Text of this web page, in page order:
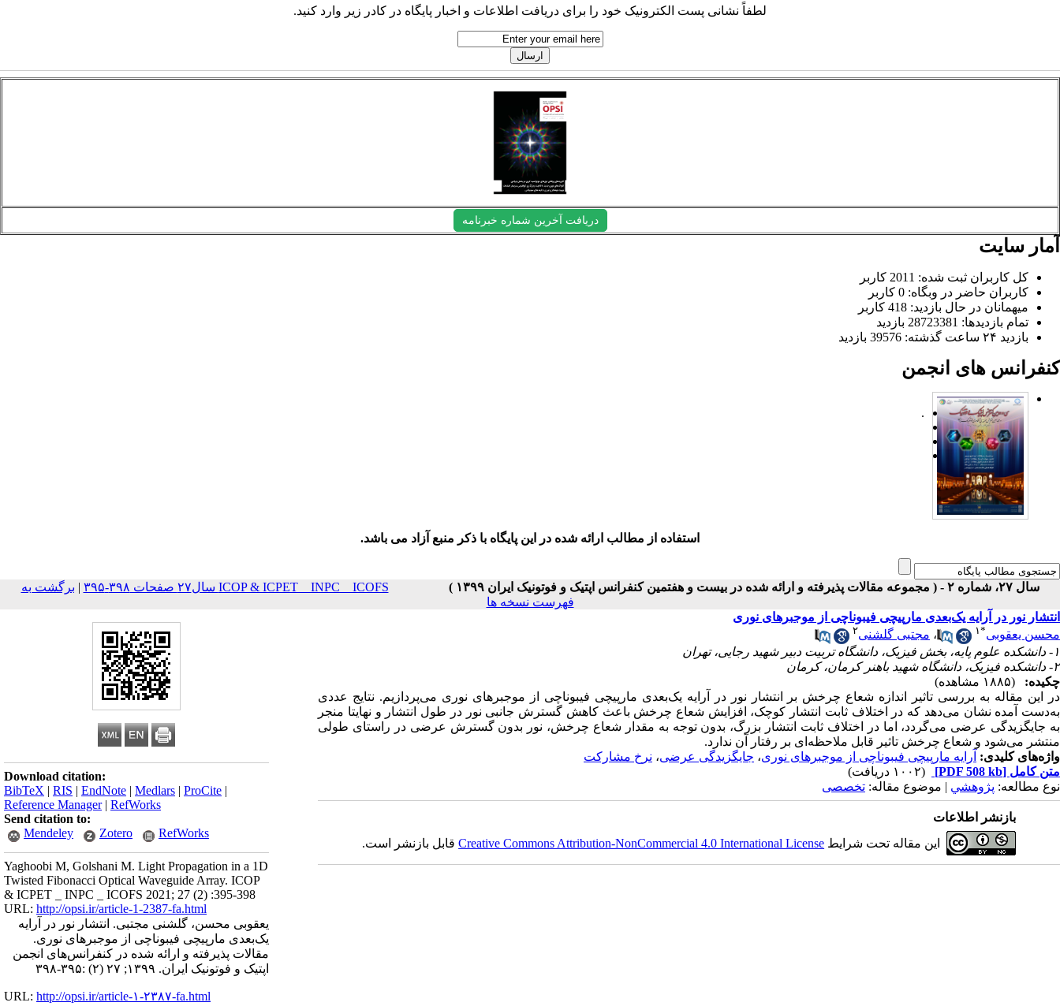
لطفاً نشانی پست الکترونیک خود را برای دریافت اطلاعات و اخبار پایگاه در کادر زیر وارد کنید.
دریافت آخرین شماره خبرنامه
آمار سایت
کل کاربران ثبت شده: 2011 کاربر
کاربران حاضر در وبگاه: 0 کاربر
میهمانان در حال بازدید: 418 کاربر
تمام بازدید‌ها: 28723381 بازدید
بازدید ۲۴ ساعت گذشته: 39576 بازدید
کنفرانس های انجمن
.
استفاده از مطالب ارائه شده در این پایگاه با ذکر منبع آزاد می باشد.
سال ۲۷، شماره ۲ - ( مجموعه مقالات پذیرفته و ارائه شده در بیست و هفتمین کنفرانس اپتیک و فوتونیک ایران ۱۳۹۹ ) ICOP & ICPET _ INPC _ ICOFS سال۲۷ صفحات ۳۹۸-۳۹۵ | برگشت به
فهرست نسخه ها
Download citation:
BibTeX | RIS | EndNote | Medlars | ProCite |
Reference Manager| RefWorks
Send citation to:
Mendeley
Zotero RefWorks
Yaghoobi M, Golshani M. Light Propagation in a 1D
Twisted Fibonacci Optical Waveguide Array. ICOP
& ICPET _ INPC _ ICOFS 2021; 27 (2) :395-398
URL: http://opsi.ir/article-1-2387-fa.html
یعقوبی محسن، گلشنی مجتبی. انتشار نور در آرایه
یک­‌بعدی مارپیچی فیبوناچی از موجبرهای نوری.
مقالات پذیرفته و ارائه شده در کنفرانس‌های انجمن
اپتیک و فوتونیک ایران. ۱۳۹۹; ۲۷ (۲) :۳۹۵-۳۹۸
URL: http://opsi.ir/article-۱-۲۳۸۷-fa.html
انتشار نور در آرایه یک­‌بعدی مارپیچی فیبوناچی از موجبرهای نوری
محسن یعقوبی*۱ ، مجتبی گلشنی۲
۱- دانشکده علوم پایه، بخش فیزیک، دانشگاه تربیت دبیر شهید رجایی، تهران
۲- دانشکده فیزیک، دانشگاه شهید باهنر کرمان، کرمان
چکیده:
(۱۸۸۵ مشاهده)
در این مقاله به بررسی تاثیر اندازه شعاع چرخش بر انتشار نور در آرایه یک­‌بعدی مارپیچی فیبوناچی از موجبرهای نوری می­‌پردازیم. نتایج عددی
به‌دست آمده نشان می‌دهد که در اختلاف ثابت انتشار کوچک، افزایش شعاع چرخش باعث کاهش گسترش جانبی نور در طول انتشار و نهایتا منجر
به جایگزیدگی عرضی می­‌گردد، اما در اختلاف ثابت انتشار بزرگ، بدون توجه به مقدار شعاع چرخش، نور بدون گسترش عرضی در راستای طولی
منتشر می‌­شود و شعاع چرخش تاثیر قابل ملاحظه‌­ای بر رفتار آن ندارد.
واژه‌های کلیدی: آرایه مارپیچی فیبوناچی از موجبرهای نوری، جایگزیدگی عرضی، نرخ مشارکت
متن کامل [PDF 508 kb]
(۱۰۰۲ دریافت)
نوع مطالعه: پژوهشي | موضوع مقاله: تخصصی
بازنشر اطلاعات
این مقاله تحت شرایط Creative Commons Attribution-NonCommercial 4.0 International Licenseقابل بازنشر است.